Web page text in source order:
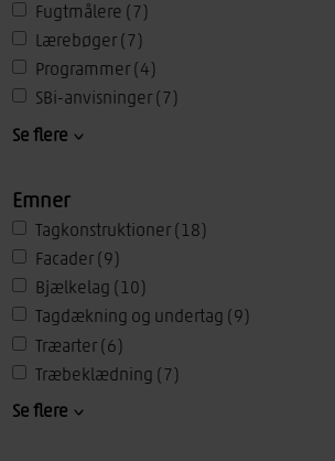
Fugtmålere (7)
Lærebøger (7)
Programmer (4)
SBi-anvisninger (7)
Til undervisning
TRÆfakta
TRÆhåndbøger (27)
TRÆtips (1)
Se flere
Emner
Tagkonstruktioner (18)
Facader (9)
Bjælkelag (10)
Tagdækning og undertag (9)
Træarter (6)
Træbeklædning (7)
Træskelet
Se flere